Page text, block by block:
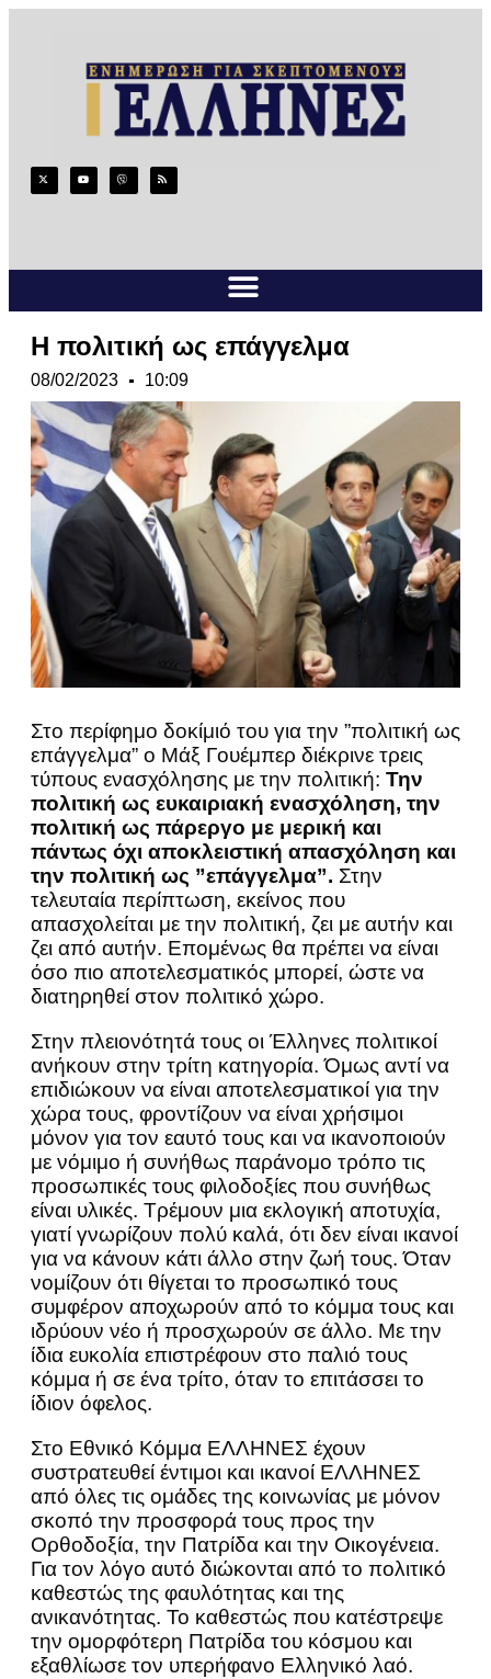
Η πολιτική ως επάγγελμα
08/02/2023 10:09
Στο περίφημο δοκίμιό του για την ”πολιτική ως
επάγγελμα” ο Μάξ Γουέμπερ διέκρινε τρεις
τύπους ενασχόλησης με την πολιτική: Την
πολιτική ως ευκαιριακή ενασχόληση, την
πολιτική ως πάρεργο με μερική και
πάντως όχι αποκλειστική απασχόληση και
την πολιτική ως ”επάγγελμα”. Στην
τελευταία περίπτωση, εκείνος που
απασχολείται με την πολιτική, ζει με αυτήν και
ζει από αυτήν. Επομένως θα πρέπει να είναι
όσο πιο αποτελεσματικός μπορεί, ώστε να
διατηρηθεί στον πολιτικό χώρο.
Στην πλειονότητά τους οι Έλληνες πολιτικοί
ανήκουν στην τρίτη κατηγορία. Όμως αντί να
επιδιώκουν να είναι αποτελεσματικοί για την
χώρα τους, φροντίζουν να είναι χρήσιμοι
μόνον για τον εαυτό τους και να ικανοποιούν
με νόμιμο ή συνήθως παράνομο τρόπο τις
προσωπικές τους φιλοδοξίες που συνήθως
είναι υλικές. Τρέμουν μια εκλογική αποτυχία,
γιατί γνωρίζουν πολύ καλά, ότι δεν είναι ικανοί
για να κάνουν κάτι άλλο στην ζωή τους. Όταν
νομίζουν ότι θίγεται το προσωπικό τους
συμφέρον αποχωρούν από το κόμμα τους και
ιδρύουν νέο ή προσχωρούν σε άλλο. Με την
ίδια ευκολία επιστρέφουν στο παλιό τους
κόμμα ή σε ένα τρίτο, όταν το επιτάσσει το
ίδιον όφελος.
Στο Εθνικό Κόμμα ΕΛΛΗΝΕΣ έχουν
συστρατευθεί έντιμοι και ικανοί ΕΛΛΗΝΕΣ
από όλες τις ομάδες της κοινωνίας με μόνον
σκοπό την προσφορά τους προς την
Ορθοδοξία, την Πατρίδα και την Οικογένεια.
Για τον λόγο αυτό διώκονται από το πολιτικό
καθεστώς της φαυλότητας και της
ανικανότητας. Το καθεστώς που κατέστρεψε
την ομορφότερη Πατρίδα του κόσμου και
εξαθλίωσε τον υπερήφανο Ελληνικό λαό.